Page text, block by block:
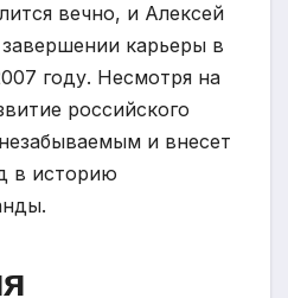
вечно, и Алексей
карьеры в
году. Несмотря на
российского
и внесет
в историю